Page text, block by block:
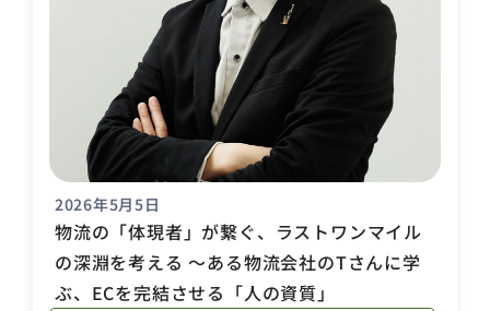
2026年5月5日
物流の「体現者」が繋ぐ、ラストワンマイル
の深淵を考える ～ある物流会社のTさんに学
ぶ、ECを完結させる「人の資質」